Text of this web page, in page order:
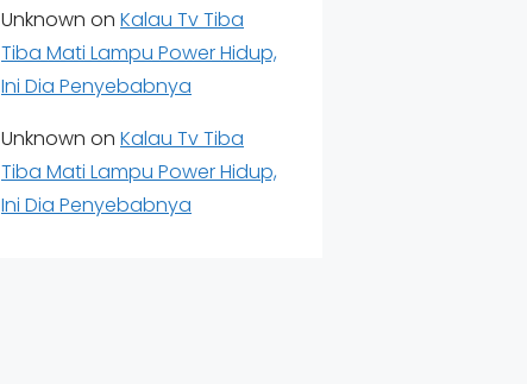
Unknown on Kalau Tv Tiba
Tiba Mati Lampu Power Hidup,
Ini Dia Penyebabnya
Unknown on Kalau Tv Tiba
Tiba Mati Lampu Power Hidup,
Ini Dia Penyebabnya